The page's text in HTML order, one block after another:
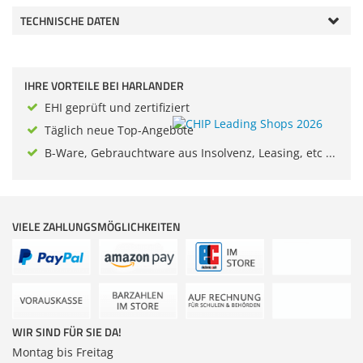
TECHNISCHE DATEN
IHRE VORTEILE BEI HARLANDER
EHI geprüft und zertifiziert
Täglich neue Top-Angebote
B-Ware, Gebrauchtware aus Insolvenz, Leasing, etc ...
VIELE ZAHLUNGSMÖGLICHKEITEN
WIR SIND FÜR SIE DA!
Montag bis Freitag